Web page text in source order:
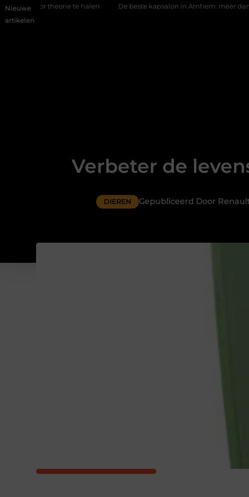
Nieuwe
artikelen
te halen De beste kapsalon in Arnhem: meer dan alleen een
Verbeter de
DIEREN Gepubliceerd Door